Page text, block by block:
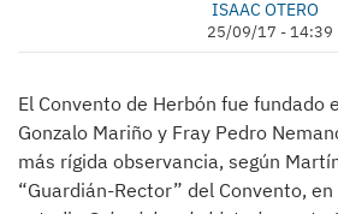
ISAAC OTERO
25/09/17 - 14:39
El Convento de Herbón fue fundado
Gonzalo Mariño y Fray Pedro
más rígida observancia, según
“Guardián-Rector” del Convento,